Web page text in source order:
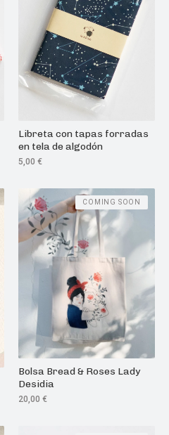
Libreta con tapas forradas
en tela de algodón
5,00 €
Bolsa Bread & Roses Lady
Desidia
20,00 €
COMING SOON